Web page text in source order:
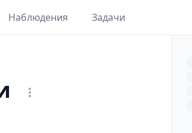
Наблюдения Задачи